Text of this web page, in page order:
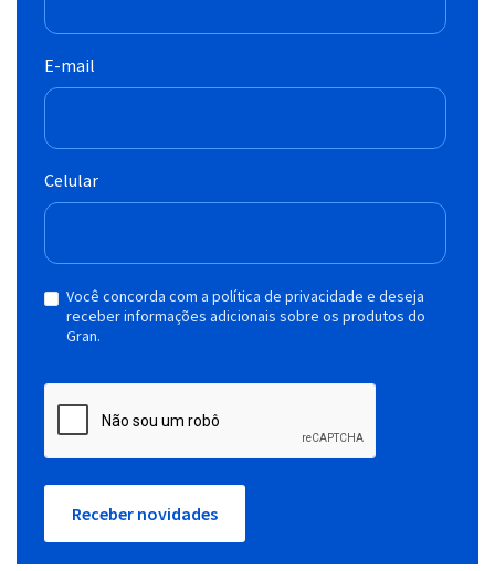
E-mail
Celular
Você concorda com a política de privacidade e deseja
receber informações adicionais sobre os produtos do
Gran.
Receber novidades